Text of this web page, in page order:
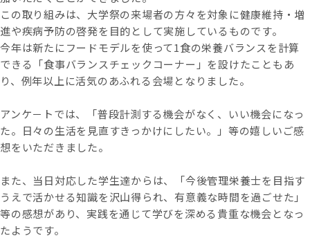
この取り組みは、大学祭の来場者の方々を対象に健康維持・増
進や疾病予防の啓発を目的として実施しているものです。
今年は新たにフードモデルを使って1食の栄養バランスを計算
できる「食事バランスチェックコーナー」を設けたこともあ
り、例年以上に活気のあふれる会場となりました。
アンケ－トでは、「普段計測する機会がなく、いい機会になっ
た。日々の生活を見直すきっかけにしたい。」等の嬉しいご感
想をいただきました。
また、当日対応した学生達からは、「今後管理栄養士を目指す
うえで活かせる知識を沢山得られ、有意義な時間を過ごせた」
等の感想があり、実践を通じて学びを深める貴重な機会となっ
たようです。